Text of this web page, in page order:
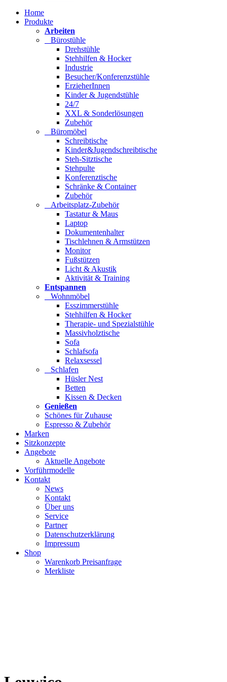
Home
Produkte
Arbeiten
Bürostühle
Drehstühle
Stehhilfen & Hocker
Industrie
Besucher/Konferenzstühle
ErzieherInnen
Kinder & Jugendstühle
24/7
XXL & Sonderlösungen
Zubehör
Büromöbel
Schreibtische
Kinder&Jugendschreibtische
Steh-Sitztische
Stehpulte
Konferenztische
Schränke & Container
Zubehör
Arbeitsplatz-Zubehör
Tastatur & Maus
Laptop
Dokumentenhalter
Tischlehnen & Armstützen
Monitor
Fußstützen
Licht & Akustik
Aktivität & Training
Entspannen
Wohnmöbel
Esszimmerstühle
Stehhilfen & Hocker
Therapie- und Spezialstühle
Massivholztische
Sofa
Schlafsofa
Relaxsessel
Schlafen
Hüsler Nest
Betten
Kissen & Decken
Genießen
Schönes für Zuhause
Espresso & Zubehör
Marken
Sitzkonzepte
Angebote
Aktuelle Angebote
Vorführmodelle
Kontakt
News
Kontakt
Über uns
Service
Partner
Datenschutzerklärung
Impressum
Shop
Warenkorb Preisanfrage
Merkliste